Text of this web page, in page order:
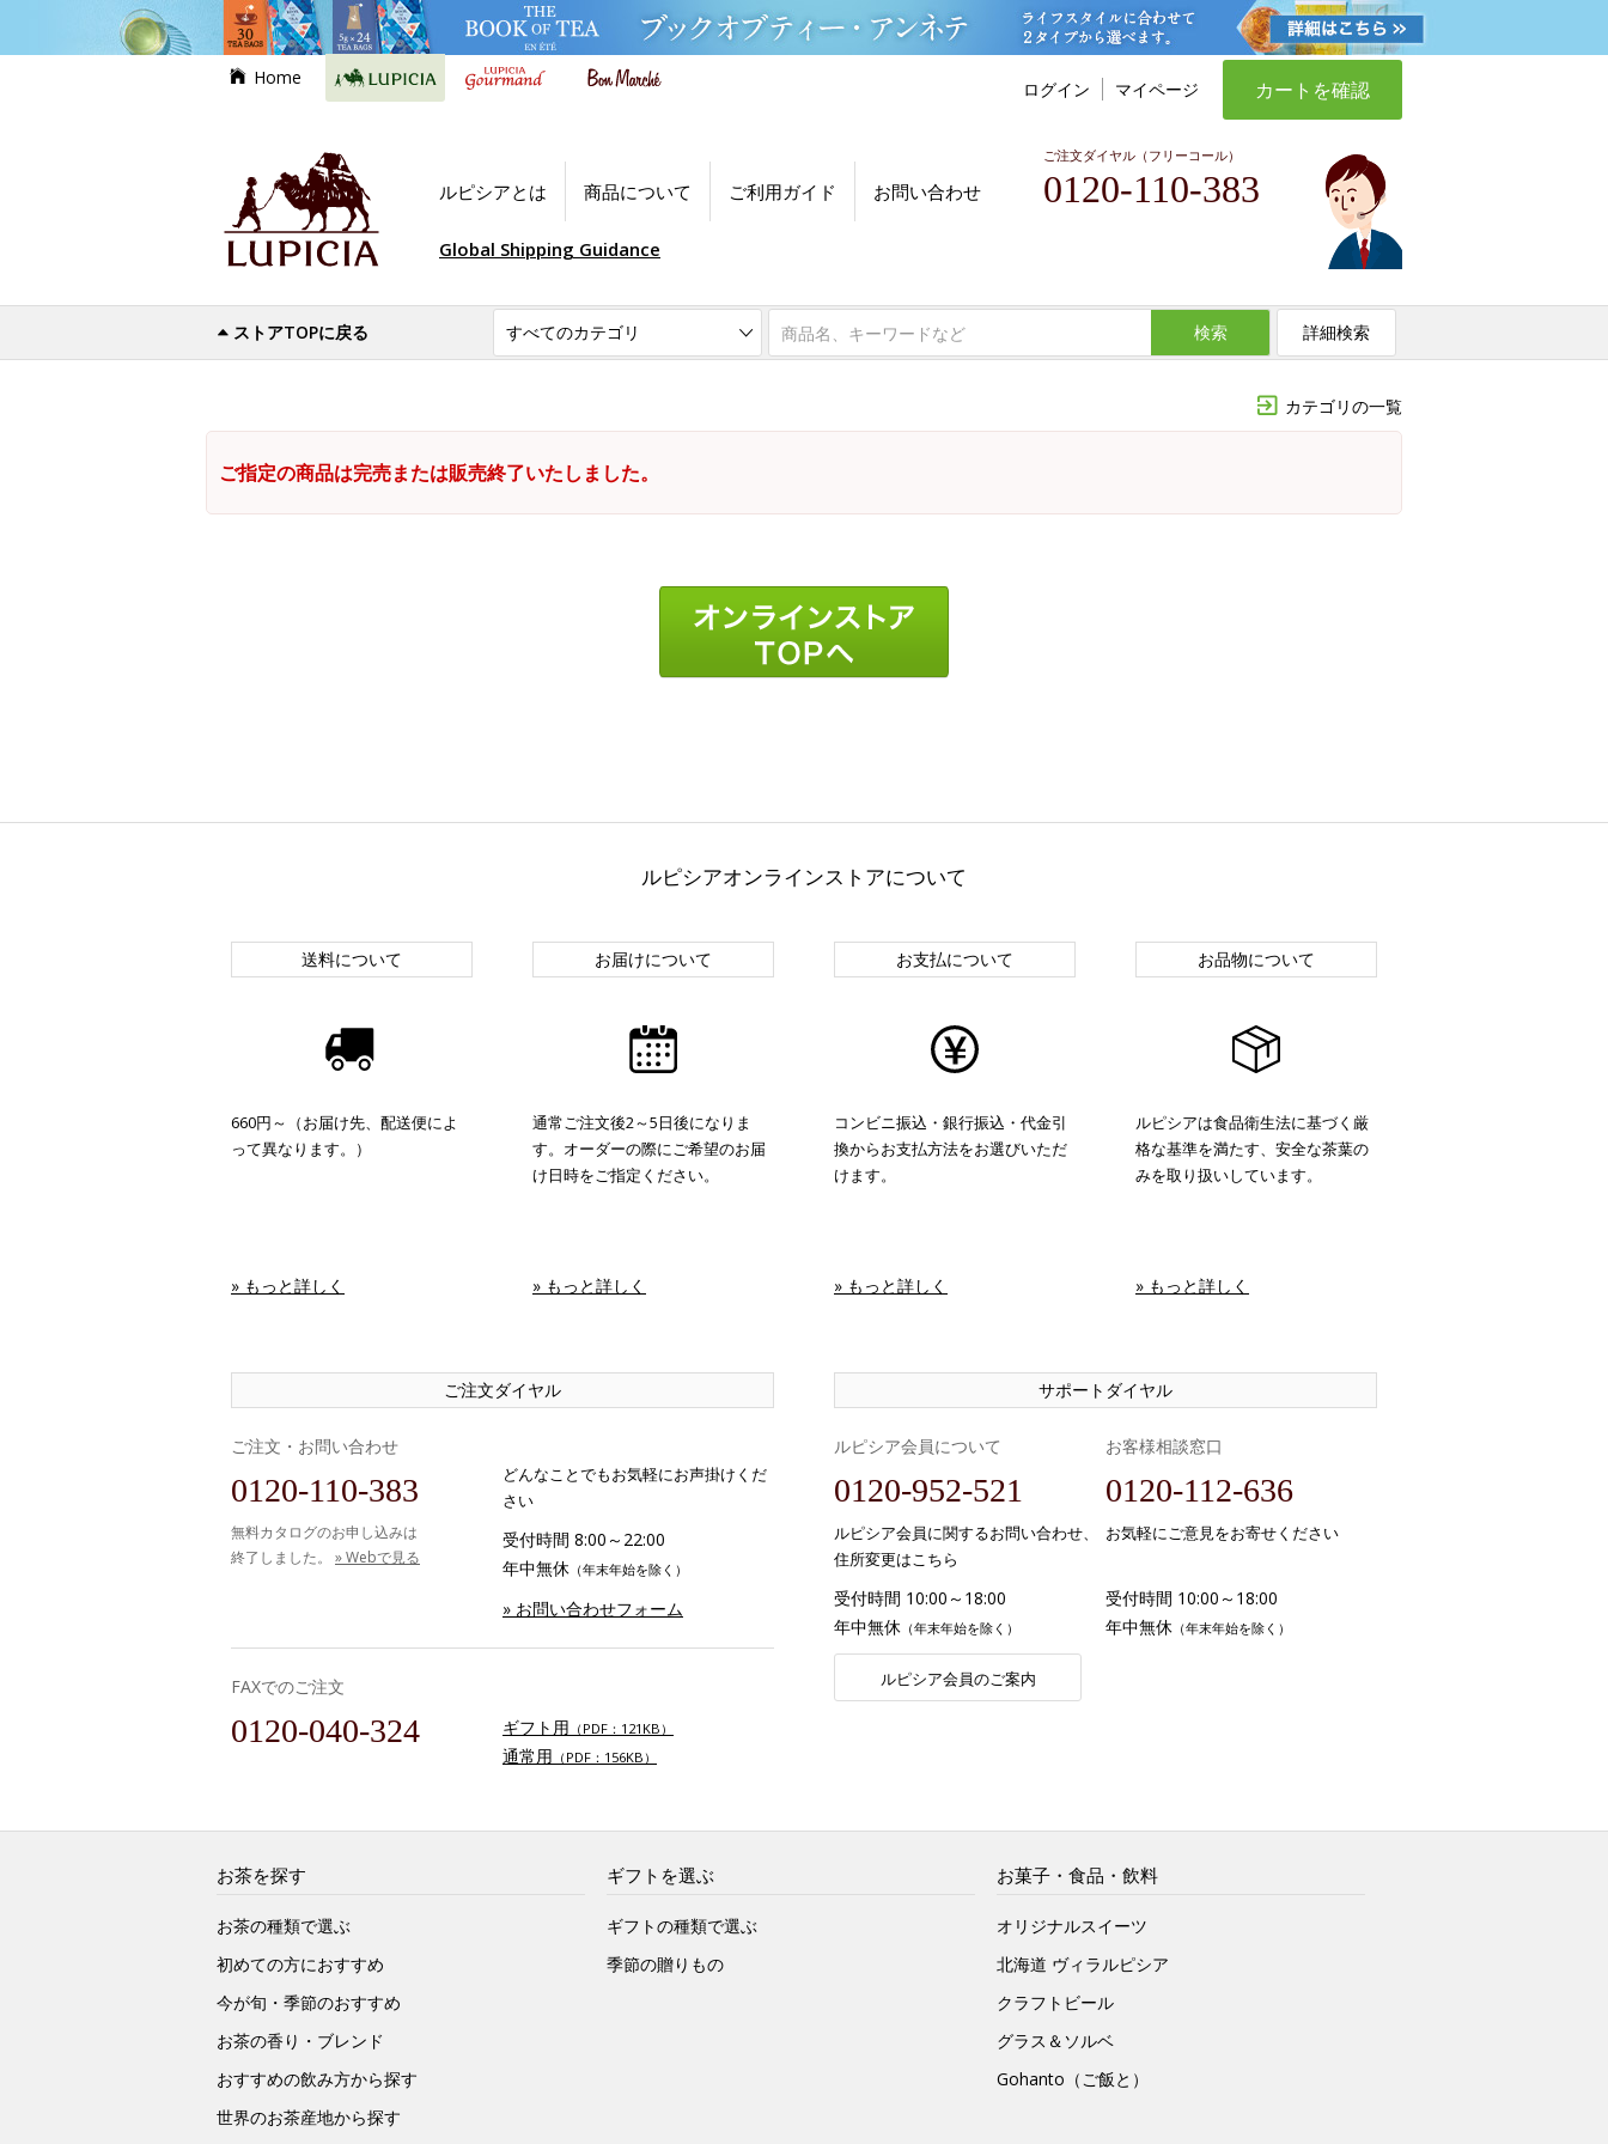
Home
ログイン マイページ カートを確認
ルピシアとは 商品について ご利用ガイド お問い合わせ
ご注文ダイヤル（フリーコール）
0120-110-383
Global Shipping Guidance
ストアTOPに戻る 検索 詳細検索
カテゴリの一覧
ご指定の商品は完売または販売終了いたしました。
ルピシアオンラインストアについて
送料について
660円～（お届け先、配送便によ
って異なります。）
» もっと詳しく
お届けについて
通常ご注文後2～5日後になりま
す。オーダーの際にご希望のお届
け日時をご指定ください。
» もっと詳しく
お支払について
コンビニ振込・銀行振込・代金引
換からお支払方法をお選びいただ
けます。
» もっと詳しく
お品物について
ルピシアは食品衛生法に基づく厳
格な基準を満たす、安全な茶葉の
みを取り扱いしています。
» もっと詳しく
ご注文ダイヤル
ご注文・お問い合わせ
0120-110-383
無料カタログのお申し込みは
終了しました。 » Webで見る
どんなことでもお気軽にお声掛けくだ
さい
受付時間 8:00～22:00
年中無休 （年末年始を除く）
» お問い合わせフォーム
FAXでのご注文
0120-040-324 ギフト用 （PDF：121KB）
通常用 （PDF：156KB）
サポートダイヤル
ルピシア会員について
0120-952-521
ルピシア会員に関するお問い合わせ、
住所変更はこちら
受付時間 10:00～18:00
年中無休 （年末年始を除く）
ルピシア会員のご案内
お客様相談窓口
0120-112-636
お気軽にご意見をお寄せください
受付時間 10:00～18:00
年中無休 （年末年始を除く）
お茶を探す
お茶の種類で選ぶ
初めての方におすすめ
今が旬・季節のおすすめ
お茶の香り・ブレンド
おすすめの飲み方から探す
世界のお茶産地から探す
ギフトを選ぶ
ギフトの種類で選ぶ
季節の贈りもの
お菓子・食品・飲料
オリジナルスイーツ
北海道 ヴィラルピシア
クラフトビール
グラス＆ソルベ
Gohanto（ご飯と）